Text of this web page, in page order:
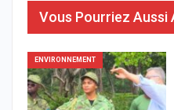
Vous Pourriez Aussi
ENVIRONNEMENT